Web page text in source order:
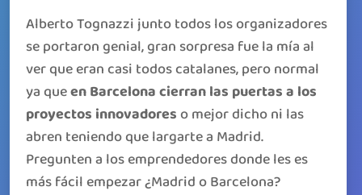
Alberto Tognazzi junto todos los organizadores
se portaron genial, gran sorpresa fue la mía al
ver que eran casi todos catalanes, pero normal
ya queen Barcelona cierran las puertas a los
proyectos innovadoreso mejor dicho ni las
abren teniendo que largarte a Madrid.
Pregunten a los emprendedores donde les es
más fácil empezar ¿Madrid o Barcelona?